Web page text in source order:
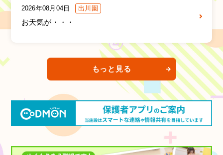
2026年08月04日 出川園
お天気が・・・
もっと見る